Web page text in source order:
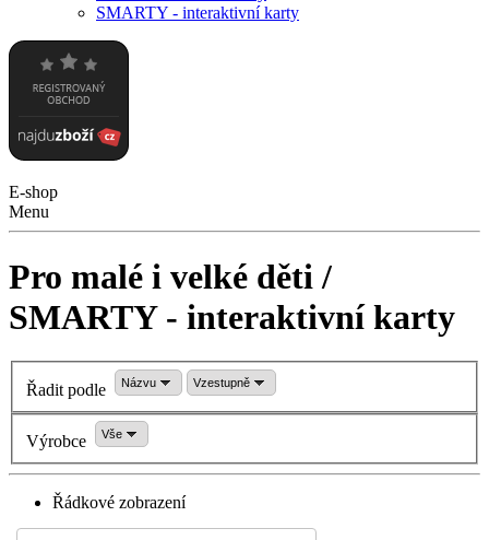
SMARTY - interaktivní karty
E-shop
Menu
Pro malé i velké děti /
SMARTY - interaktivní karty
Řadit podle Názvu Vzestupně
Výrobce Vše
Řádkové zobrazení